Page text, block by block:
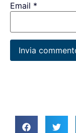
Email *